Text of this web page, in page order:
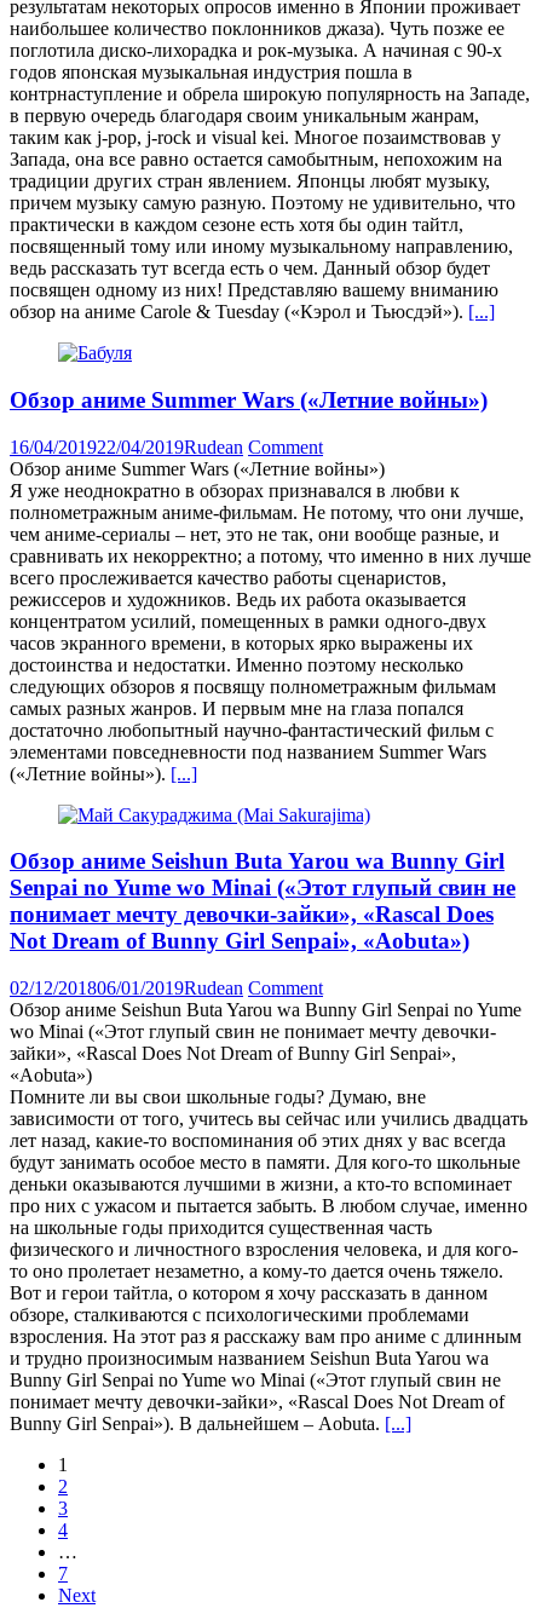
результатам некоторых опросов именно в Японии проживает
наибольшее количество поклонников джаза). Чуть позже ее
поглотила диско-лихорадка и рок-музыка. А начиная с 90-х
годов японская музыкальная индустрия пошла в
контрнаступление и обрела широкую популярность на Западе,
в первую очередь благодаря своим уникальным жанрам,
таким как j-pop, j-rock и visual kei. Многое позаимствовав у
Запада, она все равно остается самобытным, непохожим на
традиции других стран явлением. Японцы любят музыку,
причем музыку самую разную. Поэтому не удивительно, что
практически в каждом сезоне есть хотя бы один тайтл,
посвященный тому или иному музыкальному направлению,
ведь рассказать тут всегда есть о чем. Данный обзор будет
посвящен одному из них! Представляю вашему вниманию
обзор на аниме Carole & Tuesday («Кэрол и Тьюсдэй»). [...]
Обзор аниме Summer Wars («Летние войны»)
16/04/201922/04/2019Rudean Comment
Обзор аниме Summer Wars («Летние войны»)
Я уже неоднократно в обзорах признавался в любви к
полнометражным аниме-фильмам. Не потому, что они лучше,
чем аниме-сериалы – нет, это не так, они вообще разные, и
сравнивать их некорректно; а потому, что именно в них лучше
всего прослеживается качество работы сценаристов,
режиссеров и художников. Ведь их работа оказывается
концентратом усилий, помещенных в рамки одного-двух
часов экранного времени, в которых ярко выражены их
достоинства и недостатки. Именно поэтому несколько
следующих обзоров я посвящу полнометражным фильмам
самых разных жанров. И первым мне на глаза попался
достаточно любопытный научно-фантастический фильм с
элементами повседневности под названием Summer Wars
(«Летние войны»). [...]
Обзор аниме Seishun Buta Yarou wa Bunny Girl
Senpai no Yume wo Minai («Этот глупый свин не
понимает мечту девочки-зайки», «Rascal Does
Not Dream of Bunny Girl Senpai», «Aobuta»)
02/12/201806/01/2019Rudean Comment
Обзор аниме Seishun Buta Yarou wa Bunny Girl Senpai no Yume
wo Minai («Этот глупый свин не понимает мечту девочки-
зайки», «Rascal Does Not Dream of Bunny Girl Senpai»,
«Aobuta»)
Помните ли вы свои школьные годы? Думаю, вне
зависимости от того, учитесь вы сейчас или учились двадцать
лет назад, какие-то воспоминания об этих днях у вас всегда
будут занимать особое место в памяти. Для кого-то школьные
деньки оказываются лучшими в жизни, а кто-то вспоминает
про них с ужасом и пытается забыть. В любом случае, именно
на школьные годы приходится существенная часть
физического и личностного взросления человека, и для кого-
то оно пролетает незаметно, а кому-то дается очень тяжело.
Вот и герои тайтла, о котором я хочу рассказать в данном
обзоре, сталкиваются с психологическими проблемами
взросления. На этот раз я расскажу вам про аниме с длинным
и трудно произносимым названием Seishun Buta Yarou wa
Bunny Girl Senpai no Yume wo Minai («Этот глупый свин не
понимает мечту девочки-зайки», «Rascal Does Not Dream of
Bunny Girl Senpai»). В дальнейшем – Aobuta. [...]
Posts
navigation
1
2
3
4
…
7
Next